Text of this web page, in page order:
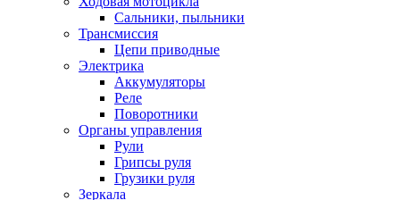
Сальники, пыльники
Трансмиссия
Цепи приводные
Электрика
Аккумуляторы
Реле
Поворотники
Органы управления
Рули
Грипсы руля
Грузики руля
Зеркала